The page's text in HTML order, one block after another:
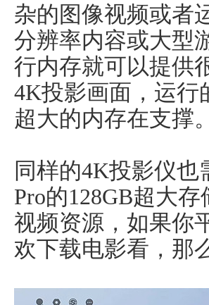
杂的图像视频或者
分辨率内容或大型
行内存就可以提供
4K投影画面，运行
超大的内存在支撑。
同样的4K投影仪
Pro的128GB超大
视频资源，如果你
欢下载电影看，那